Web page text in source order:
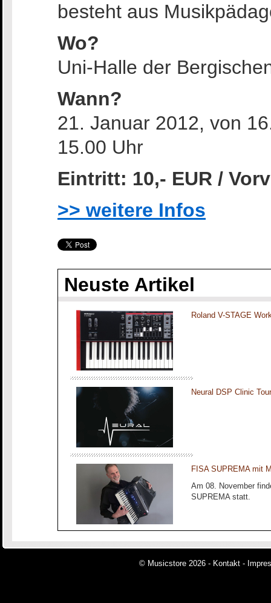
besteht aus
Wo?
Uni-Halle der
Wann?
21. Januar 2012, von
15.00 Uhr
Eintritt: 10,- EUR /
>> weitere Infos
Neuste Artikel
Roland V-STAGE
Neural DSP Clinic
FISA SUPREMA mit
Am 08. November
SUPREMA statt.
© Musicstore 2026 - Kontakt -